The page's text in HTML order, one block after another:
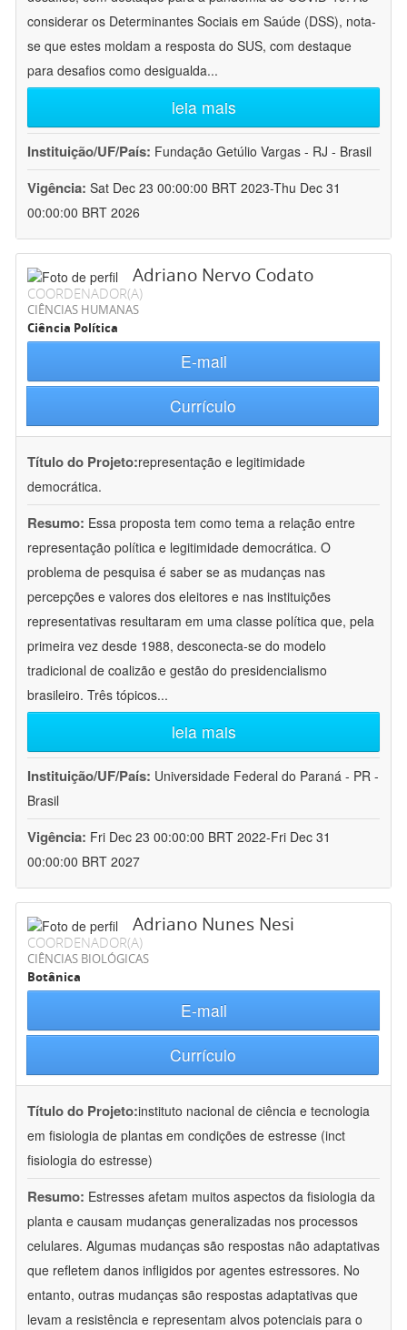
considerar os Determinantes Sociais em Saúde (DSS), nota-
se que estes moldam a resposta do SUS, com destaque
para desafios como desigualda...
leia mais
Instituição/UF/País: Fundação Getúlio Vargas - RJ - Brasil
Vigência: Sat Dec 23 00:00:00 BRT 2023-Thu Dec 31
00:00:00 BRT 2026
Adriano Nervo Codato
COORDENADOR(A)
CIÊNCIAS HUMANAS
Ciência Política
E-mail
Currículo
Título do Projeto:representação e legitimidade
democrática.
Resumo: Essa proposta tem como tema a relação entre
representação política e legitimidade democrática. O
problema de pesquisa é saber se as mudanças nas
percepções e valores dos eleitores e nas instituições
representativas resultaram em uma classe política que, pela
primeira vez desde 1988, desconecta-se do modelo
tradicional de coalizão e gestão do presidencialismo
brasileiro. Três tópicos...
leia mais
Instituição/UF/País: Universidade Federal do Paraná - PR -
Brasil
Vigência: Fri Dec 23 00:00:00 BRT 2022-Fri Dec 31
00:00:00 BRT 2027
Adriano Nunes Nesi
COORDENADOR(A)
CIÊNCIAS BIOLÓGICAS
Botânica
E-mail
Currículo
Título do Projeto:instituto nacional de ciência e tecnologia
em fisiologia de plantas em condições de estresse (inct
fisiologia do estresse)
Resumo: Estresses afetam muitos aspectos da fisiologia da
planta e causam mudanças generalizadas nos processos
celulares. Algumas mudanças são respostas não adaptativas
que refletem danos infligidos por agentes estressores. No
entanto, outras mudanças são respostas adaptativas que
levam a resistência e representam alvos potenciais para o